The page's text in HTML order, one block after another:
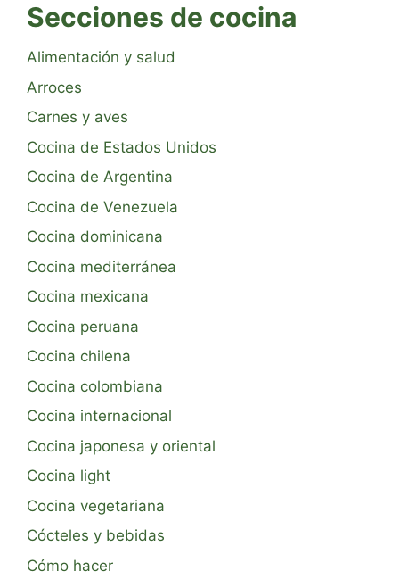
Secciones de cocina
Alimentación y salud
Arroces
Carnes y aves
Cocina de Estados Unidos
Cocina de Argentina
Cocina de Venezuela
Cocina dominicana
Cocina mediterránea
Cocina mexicana
Cocina peruana
Cocina chilena
Cocina colombiana
Cocina internacional
Cocina japonesa y oriental
Cocina light
Cocina vegetariana
Cócteles y bebidas
Cómo hacer